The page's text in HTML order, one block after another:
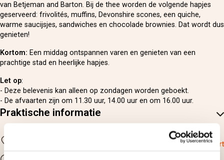
van Betjeman and Barton. Bij de thee worden de volgende hapjes
geserveerd: frivolités, muffins, Devonshire scones, een quiche,
warme saucijsjes, sandwiches en chocolade brownies. Dat wordt dus
genieten!
Kortom: Een middag ontspannen varen en genieten van een
prachtige stad en heerlijke hapjes.
Let op:
- Deze belevenis kan alleen op zondagen worden geboekt.
- De afvaarten zijn om 11.30 uur, 14.00 uur en om 16.00 uur.
Praktische informatie
Bekijk op kaart